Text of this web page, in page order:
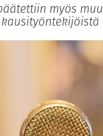
myös